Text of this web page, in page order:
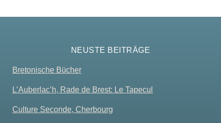
NEUSTE BEITRÄGE
Bretonische Bücher
L’Auberlac’h, Rade de Brest: Le Tapecul
Culture Seconde, Cherbourg